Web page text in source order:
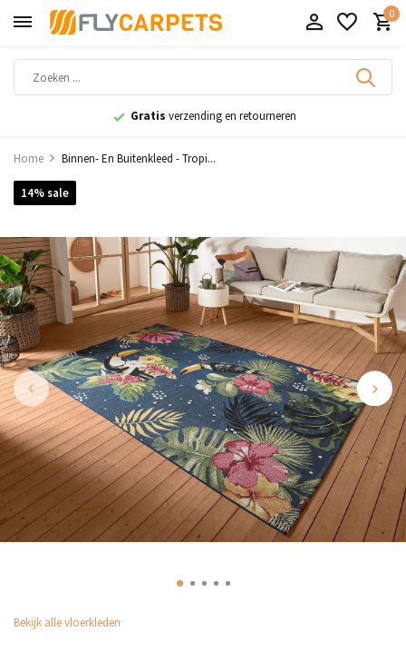
0
Gratis verzending en retourneren
Home Binnen- En Buitenkleed - Tropi...
14% sale
Bekijk alle vloerkleden